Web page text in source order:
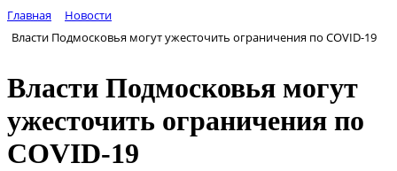
Главная
Новости
Власти Подмосковья могут ужесточить ограничения по COVID-19
Власти Подмосковья могут
ужесточить ограничения по
COVID-19